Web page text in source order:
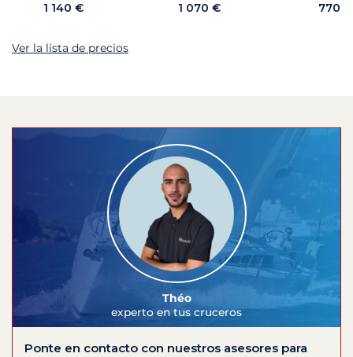
1 140 € 1 070 € 770 €
Ver la lista de precios
Théo
experto en tus cruceros
Ponte en contacto con nuestros asesores para